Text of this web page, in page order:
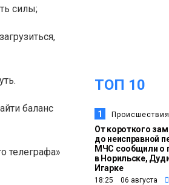
силы;
баланс
телеграфа»
14:36
Плато
Путорана
ТОП 10
1 Происшествия
От короткого
до неисправной
МЧС сообщили о
в Норильске,
Игарке
18:25 06 августа